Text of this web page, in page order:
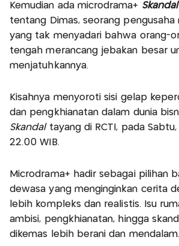
Kemudian ada microdrama+ Skandal
tentang Dimas, seorang pengusaha
yang tak menyadari bahwa orang-
tengah merancang jebakan besar
menjatuhkannya.
Kisahnya menyoroti sisi gelap
dan pengkhianatan dalam dunia
Skandaltayang di RCTI, pada Sabtu,
22.00 WIB.
Microdrama+ hadir sebagai pilihan
dewasa yang menginginkan cerita
lebih kompleks dan realistis. Isu
ambisi, pengkhianatan, hingga
dikemas lebih berani dan mendalam.